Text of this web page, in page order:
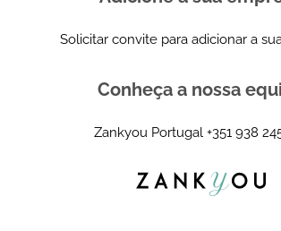
Solicitar convite para adicionar a
Conheça a nossa
Zankyou Portugal +351 938